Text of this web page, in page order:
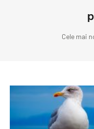
Cele mai